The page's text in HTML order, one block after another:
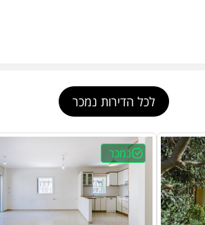
לכל הדירות נמכר
נמכר